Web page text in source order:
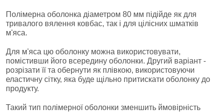
Полімерна оболонка діаметром 80 мм підійде як для
тривалого вялення ковбас, так і для цілісних шматків
м'яса.
Для м'яса цю оболонку можна використовувати,
помістивши його всередину оболонки. Другий варіант -
розрізати її та обернути як плівкою, використовуючи
еластичну сітку, яка буде щільно притискати оболонку до
продукту.
Такий тип полімерної оболонки зменшить ймовірність